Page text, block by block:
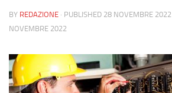
BY REDAZIONE · PUBLISHED 28 NOVEMBRE 2022
NOVEMBRE 2022